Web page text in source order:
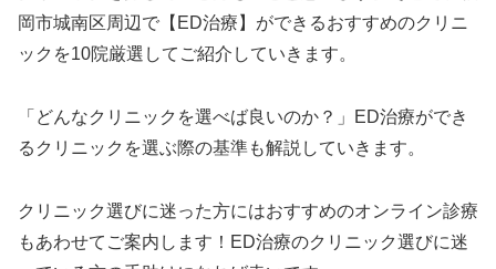
岡市城南区周辺で【ED治療】ができるおすすめのクリニ
ックを10院厳選してご紹介していきます。
「どんなクリニックを選べば良いのか？」ED治療ができ
るクリニックを選ぶ際の基準も解説していきます。
クリニック選びに迷った方にはおすすめのオンライン診療
もあわせてご案内します！ED治療のクリニック選びに迷